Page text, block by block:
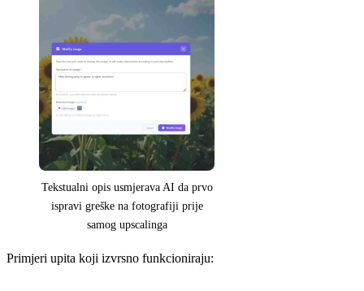
Tekstualni opis usmjerava AI da prvo
ispravi greške na fotografiji prije
samog upscalinga
Primjeri upita koji izvrsno funkcioniraju: